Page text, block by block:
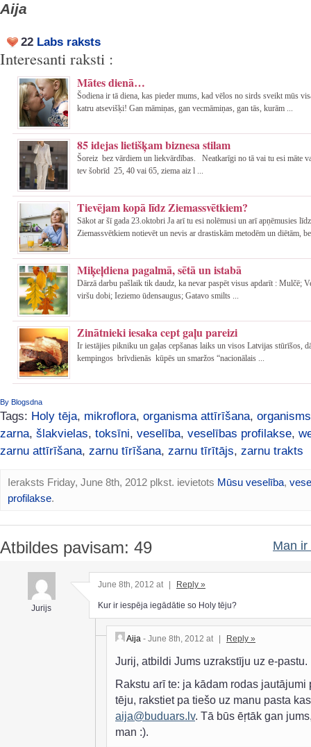
Aija
22 Labs raksts
Interesanti raksti :
Mātes dienā…
Šodiena ir tā diena, kas pieder mums, kad vēlos no sirds sveikt mūs
katru atsevišķi! Gan māmiņas, gan vecmāmiņas, gan tās, kurām ...
85 idejas lietišķam biznesa stilam
Šoreiz bez vārdiem un liekvārdības. Neatkarīgi no tā vai tu esi māte
tev šobrīd 25, 40 vai 65, ziema aiz l ...
Tievējam kopā līdz Ziemassvētkiem?
Sākot ar šī gada 23.oktobri Ja arī tu esi nolēmusi un arī apņēmusies līdz
Ziemassvētkiem notievēt un nevis ar drastiskām metodēm un diētām,
Miķeļdiena pagalmā, sētā un istabā
Dārzā darbu pašlaik tik daudz, ka nevar paspēt visus apdarīt : Mulčē;
viršu dobi; Ieziemo ūdensaugus; Gatavo smilts ...
Zinātnieki iesaka cept gaļu pareizi
Ir iestājies pikniku un gaļas cepšanas laiks un visos Latvijas stūrīšos,
kempingos brīvdienās kūpēs un smaržos “nacionālais ...
By Blogsdna
Tags: Holy tēja, mikroflora, organisma attīrīšana, organisms
zarna, šlakvielas, toksīni, veselība, veselības profilakse,
zarnu attīrīšana, zarnu tīrīšana, zarnu tīrītājs, zarnu trakts
Ieraksts Friday, June 8th, 2012 plkst. ievietots Mūsu veselība,
profilakse.
Atbildes pavisam: 49 Man ir
Jurijs
June 8th, 2012 at | Reply »
Kur ir iespēja iegādātie so Holy tēju?
Aija - June 8th, 2012 at Reply »
Jurij, atbildi Jums uzrakstīju uz e-pastu.
Rakstu arī te: ja kādam rodas jautājumi
tēju, rakstiet pa tiešo uz manu pasta
aija@buduars.lv. Tā būs ēŗtāk gan
man :).